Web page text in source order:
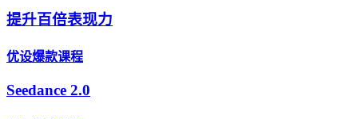
提升百倍表现力
优设爆款课程
Seedance 2.0